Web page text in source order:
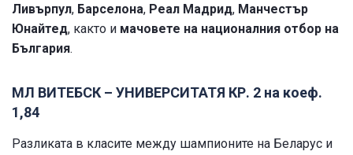
Ливърпул, Барселона, Реал Мадрид, Манчестър
Юнайтед, както и мачовете на националния отбор на
България.
МЛ ВИТЕБСК – УНИВЕРСИТАТЯ КР. 2 на коеф.
1,84
Разликата в класите между шампионите на Беларус и